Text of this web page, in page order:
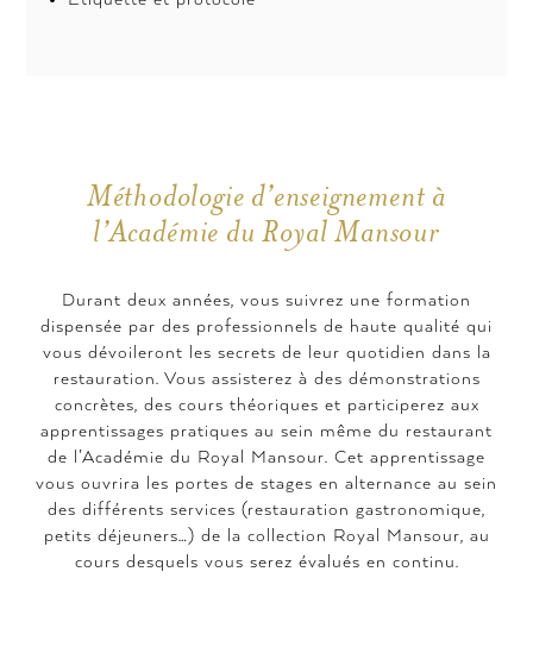
Méthodologie d’enseignement à
l’Académie du Royal Mansour
Durant deux années, vous suivrez une formation
dispensée par des professionnels de haute qualité qui
vous dévoileront les secrets de leur quotidien dans la
restauration. Vous assisterez à des démonstrations
concrètes, des cours théoriques et participerez aux
apprentissages pratiques au sein même du restaurant
de l’Académie du Royal Mansour. Cet apprentissage
vous ouvrira les portes de stages en alternance au sein
des différents services (restauration gastronomique,
petits déjeuners…) de la collection Royal Mansour, au
cours desquels vous serez évalués en continu.